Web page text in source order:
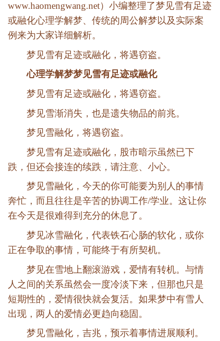
www.haomengwang.net）小编整理了梦见雪有足迹
或融化心理学解梦、传统的周公解梦以及实际案
例来为大家详细解析。
梦见雪有足迹或融化，将遇窃盗。
心理学解梦梦见雪有足迹或融化
梦见雪有足迹或融化，将遇窃盗。
梦见雪渐消失，也是遗失物品的前兆。
梦见雪融化，将遇窃盗。
梦见雪有足迹或融化，股市暗示虽然已下
跌，但还会接连的续跌，请注意、小心。
梦见雪融化，今天的你可能要为别人的事情
奔忙，而且往往是辛苦的协调工作/学业。这让你
在今天是很难得到充分的休息了。
梦见冰雪融化，代表铁石心肠的软化，或你
正在争取的事情，可能终于有所契机。
梦见在雪地上翻滚游戏，爱情有转机。与情
人之间的关系虽然会一度冷淡下来，但那也只是
短期性的，爱情很快就会复活。如果梦中有雪人
出现，两人的爱情必更趋向稳固。
梦见雪融化，吉兆，预示着事情进展顺利。